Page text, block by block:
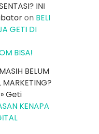
INI
on BELI
GETI DI
BISA!
BELUM
Geti
KENAPA